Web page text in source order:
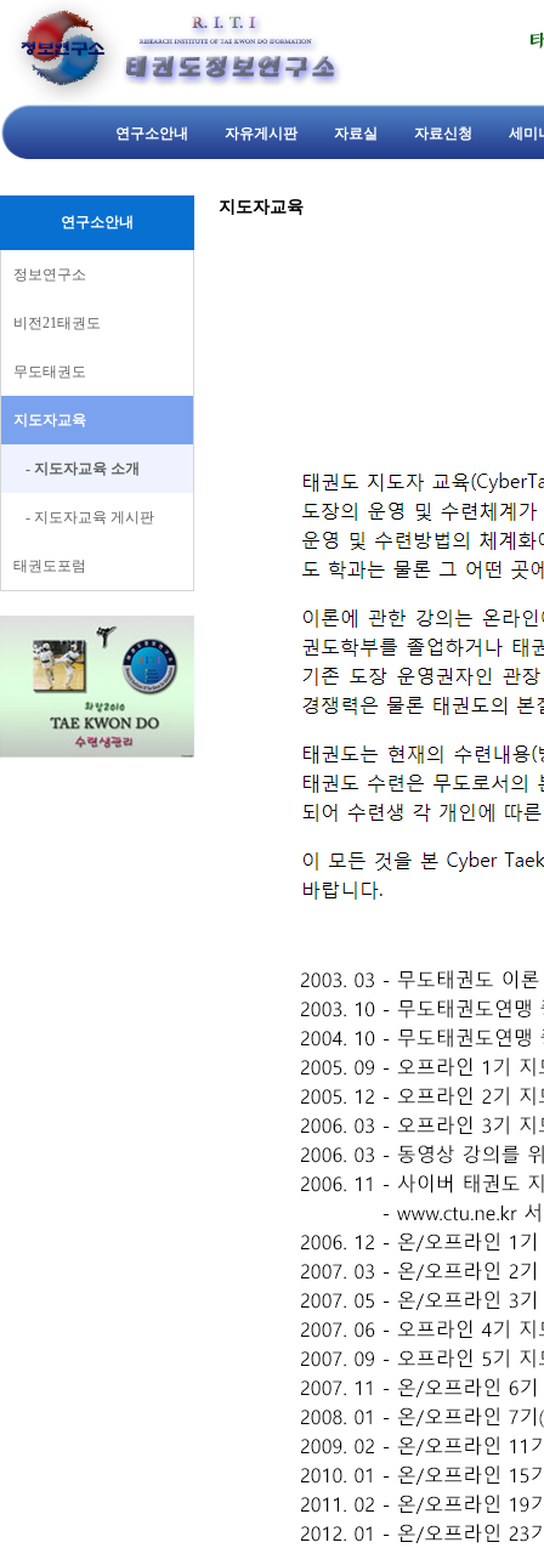
연구소안내 자유게시판 자료실 자료신청 세미
연구소안내
정보연구소
비전21태권도
무도태권도
지도자교육
- 지도자교육 소개
- 지도자교육 게시판
태권도포럼
지도자교육